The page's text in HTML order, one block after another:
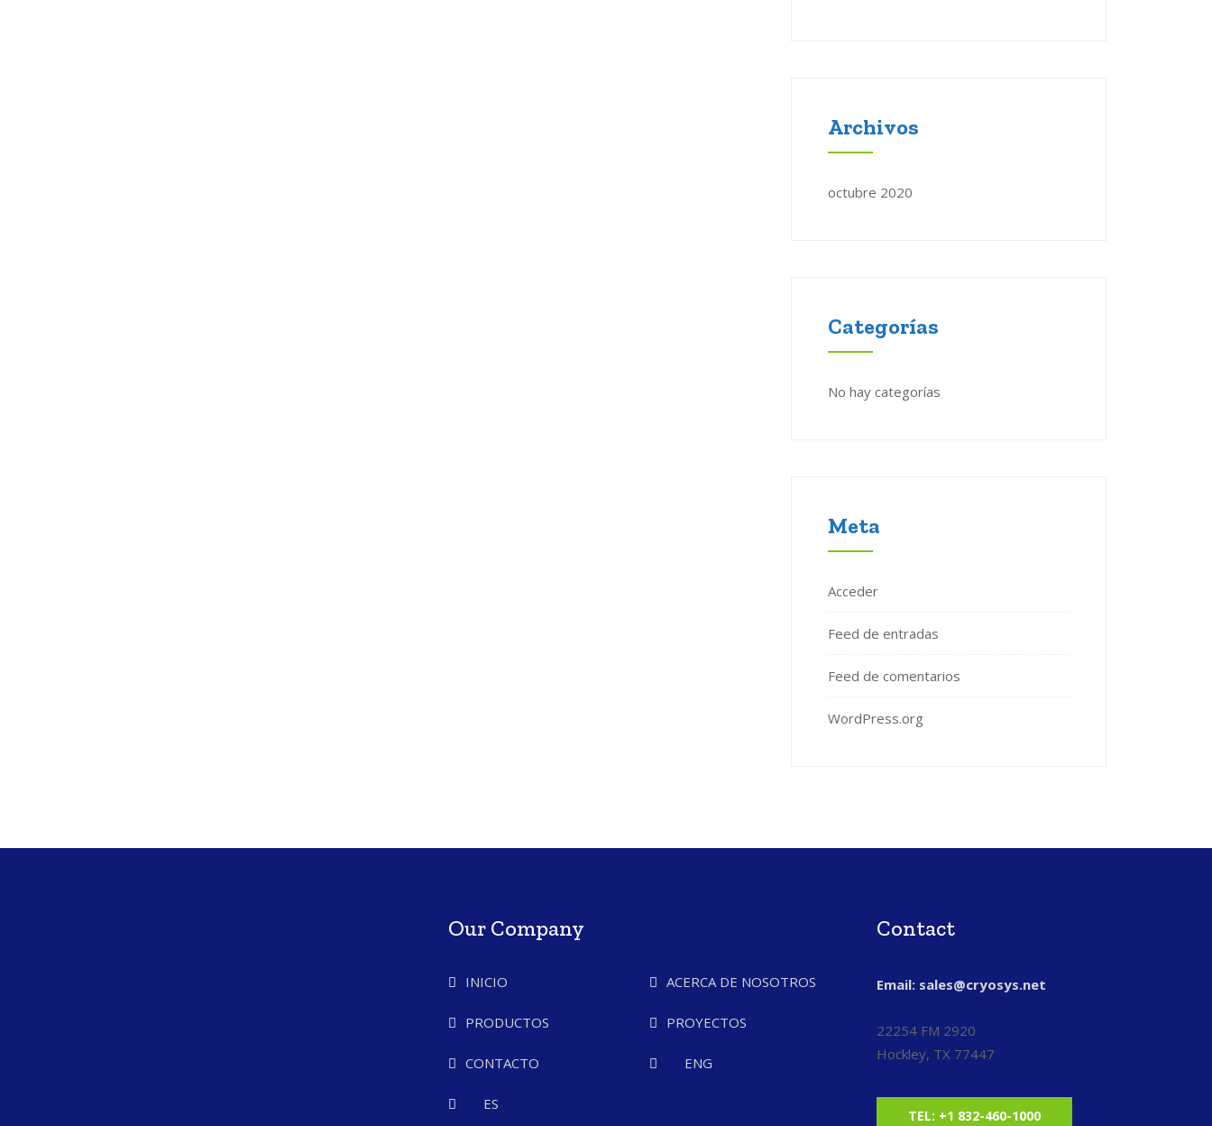
Archivos
octubre 2020
Categorías
No hay categorías
Meta
Acceder
Feed de entradas
Feed de comentarios
WordPress.org
Our Company
INICIO ACERCA DE NOSOTROS
PRODUCTOS PROYECTOS
CONTACTO ENG
ES
Contact
Email: sales@cryosys.net
22254 FM 2920
Hockley, TX 77447
TEL: +1 832-460-1000